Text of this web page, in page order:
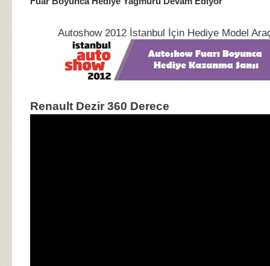
Autoshow 2012 İstanbul İçin Hediye Model
Renault Dezir 360 Derece